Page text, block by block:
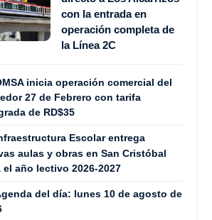
con la entrada en
operación completa de
la Línea 2C
inicia operación comercial del
27 de Febrero con tarifa
de RD$35
Escolar entrega
aulas y obras en San Cristóbal
el año lectivo 2026-2027
del día: lunes 10 de agosto de